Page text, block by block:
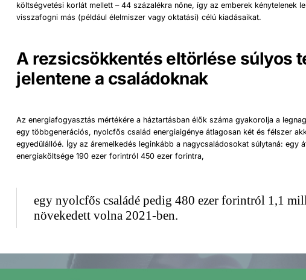
költségvetési korlát mellett – 44 százalékra nőne, így az emberek kénytelenek
visszafogni más (például élelmiszer vagy oktatási) célú kiadásaikat.
A rezsicsökkentés eltörlése súlyos
jelentene a családoknak
Az energiafogyasztás mértékére a háztartásban élők száma gyakorolja a
egy többgenerációs, nyolcfős család energiaigénye átlagosan két és félszer
egyedülállóé. Így az áremelkedés leginkább a nagycsaládosokat súlytaná: egy
energiaköltsége 190 ezer forintról 450 ezer forintra,
egy nyolcfős családé pedig 480 ezer forintról 1,1
növekedett volna 2021-ben.